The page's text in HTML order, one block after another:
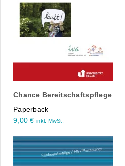
Chance Bereitschaftspflege
Paperback
9,00€ inkl. MwSt.